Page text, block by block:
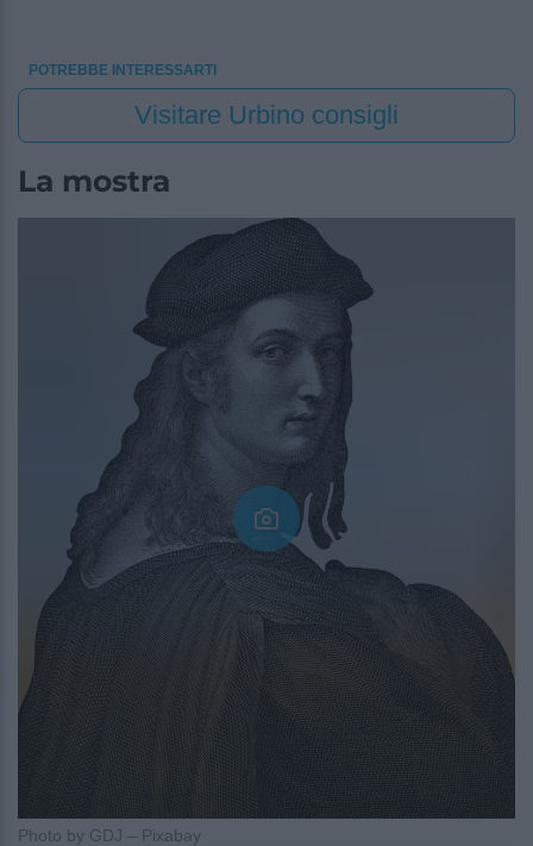
POTREBBE INTERESSARTI
Visitare Urbino consigli
La mostra
Photo by GDJ – Pixabay